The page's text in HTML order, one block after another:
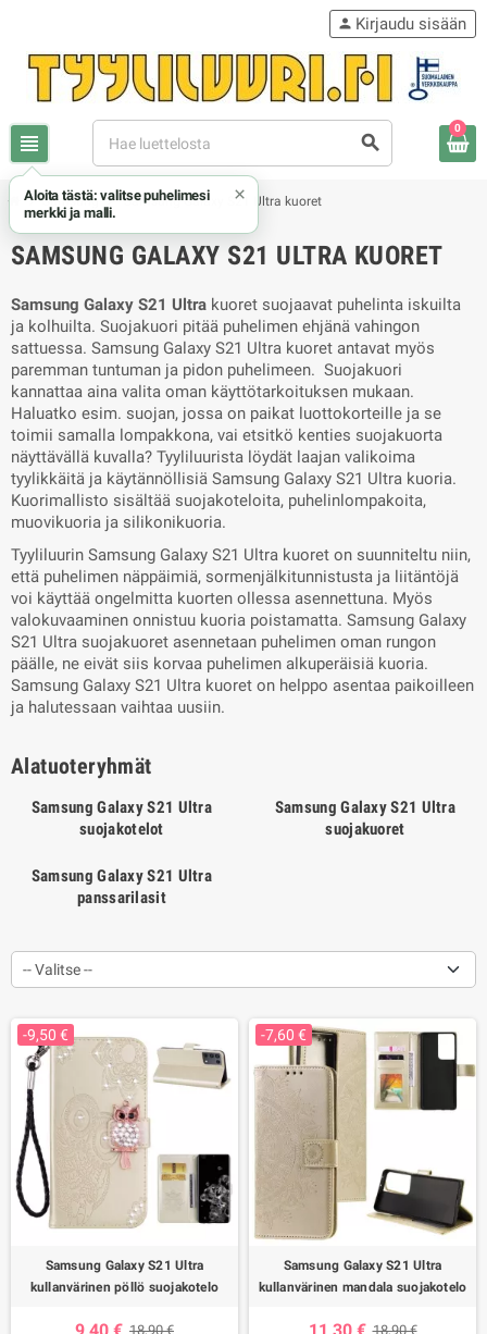
view_headline search
person Kirjaudu sisään
0
chevron_rightSamsung chevron_right Samsung Galaxy S21 Ultra kuoret
SAMSUNG GALAXY S21 ULTRA KUORET
Samsung Galaxy S21 Ultra kuoret suojaavat puhelinta iskuilta
ja kolhuilta. Suojakuori pitää puhelimen ehjänä vahingon
sattuessa. Samsung Galaxy S21 Ultra kuoret antavat myös
paremman tuntuman ja pidon puhelimeen. Suojakuori
kannattaa aina valita oman käyttötarkoituksen mukaan.
Haluatko esim. suojan, jossa on paikat luottokorteille ja se
toimii samalla lompakkona, vai etsitkö kenties suojakuorta
näyttävällä kuvalla? Tyyliluurista löydät laajan valikoima
tyylikkäitä ja käytännöllisiä Samsung Galaxy S21 Ultra kuoria.
Kuorimallisto sisältää suojakoteloita, puhelinlompakoita,
muovikuoria ja silikonikuoria.
Tyyliluurin Samsung Galaxy S21 Ultra kuoret on suunniteltu niin,
että puhelimen näppäimiä, sormenjälkitunnistusta ja liitäntöjä
voi käyttää ongelmitta kuorten ollessa asennettuna. Myös
valokuvaaminen onnistuu kuoria poistamatta. Samsung Galaxy
S21 Ultra suojakuoret asennetaan puhelimen oman rungon
päälle, ne eivät siis korvaa puhelimen alkuperäisiä kuoria.
Samsung Galaxy S21 Ultra kuoret on helppo asentaa paikoilleen
ja halutessaan vaihtaa uusiin.
Alatuoteryhmät
Samsung Galaxy S21 Ultra
suojakotelot
Samsung Galaxy S21 Ultra
suojakuoret
Samsung Galaxy S21 Ultra
panssarilasit
-- Valitse --
-9,50 €
Samsung Galaxy S21 Ultra
kullanvärinen pöllö suojakotelo
18,90 €
-7,60 €
Samsung Galaxy S21 Ultra
kullanvärinen mandala suojakotelo
18,90 €
Aloita tästä: valitse puhelimesi
merkki ja malli.
×